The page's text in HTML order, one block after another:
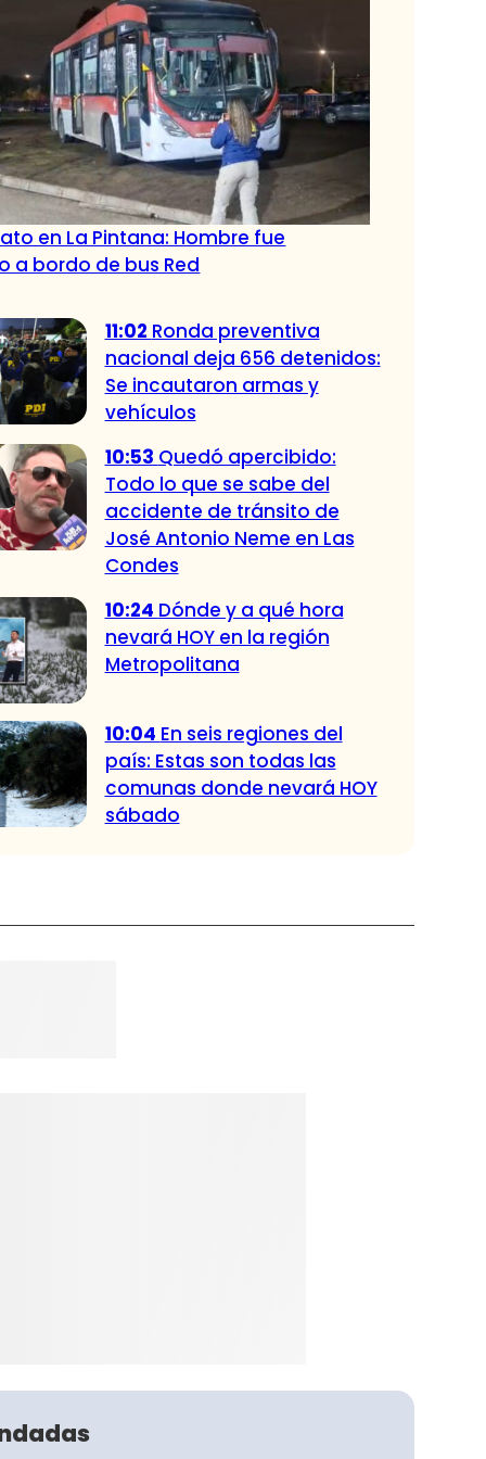
en La Pintana: Hombre fue
a bordo de bus Red
11:02 Ronda preventiva
nacional deja 656 detenidos:
Se incautaron armas y
vehículos
10:53 Quedó apercibido:
Todo lo que se sabe del
accidente de tránsito de
José Antonio Neme en Las
Condes
10:24 Dónde y a qué hora
nevará HOY en la región
Metropolitana
10:04 En seis regiones del
país: Estas son todas las
comunas donde nevará HOY
sábado